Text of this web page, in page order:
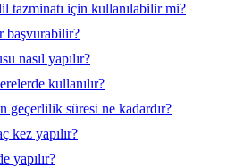
tazminatı için kullanılabilir mi?
nasıl yapılır?
kullanılır?
geçerlilik süresi ne kadardır?
kez yapılır?
yapılır?